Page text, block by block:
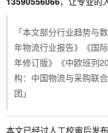
「本文部分行业趋势与
年物流行业报告》《国
年修订版》《中欧班列
构：中国物流与采购联
团」
本文已经过人工校审后发